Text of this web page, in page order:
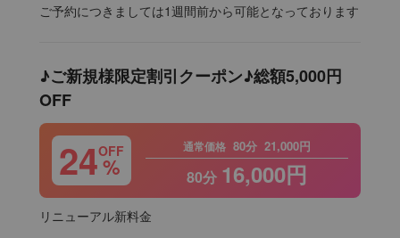
ご予約につきましては1週間前から可能となっております
♪ご新規様限定割引クーポン♪総額5,000円
OFF
24OFF
%
通常価格 80分 21,000円
80分 16,000円
リニューアル新料金